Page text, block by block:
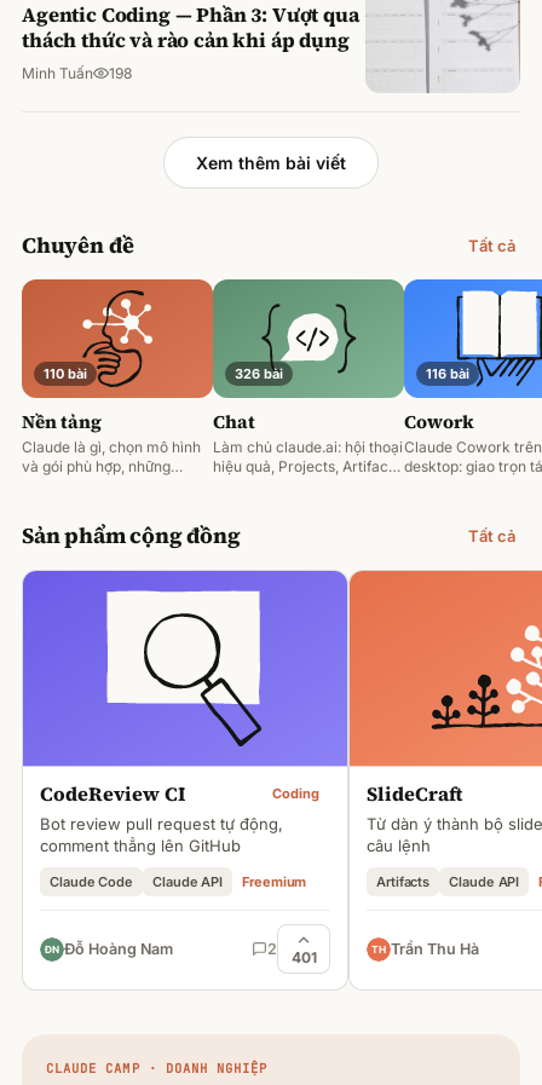
Agentic Coding — Phần 3: Vượt qua
thách thức và rào cản khi áp dụng
Minh Tuấn 198
Xem thêm bài viết
Chuyên đề Tất cả
110 bài
Nền tảng
Claude là gì, chọn mô hình
và gói phù hợp, những
326 bài
Chat
Làm chủ claude.ai: hội thoại
hiệu quả, Projects, Artifacts
116 bài
Cowork
Claude Cowork trên
desktop: giao trọn
Sản phẩm cộng đồng Tất cả
CodeReview CI Coding
Bot review pull request tự động,
comment thẳng lên GitHub
Claude Code Claude API Freemium
Đỗ Hoàng Nam 2 401
SlideCraft
Từ dàn ý thành bộ
câu lệnh
Artifacts Claude API
Trần Thu Hà
CLAUDE CAMP · DOANH NGHIỆP